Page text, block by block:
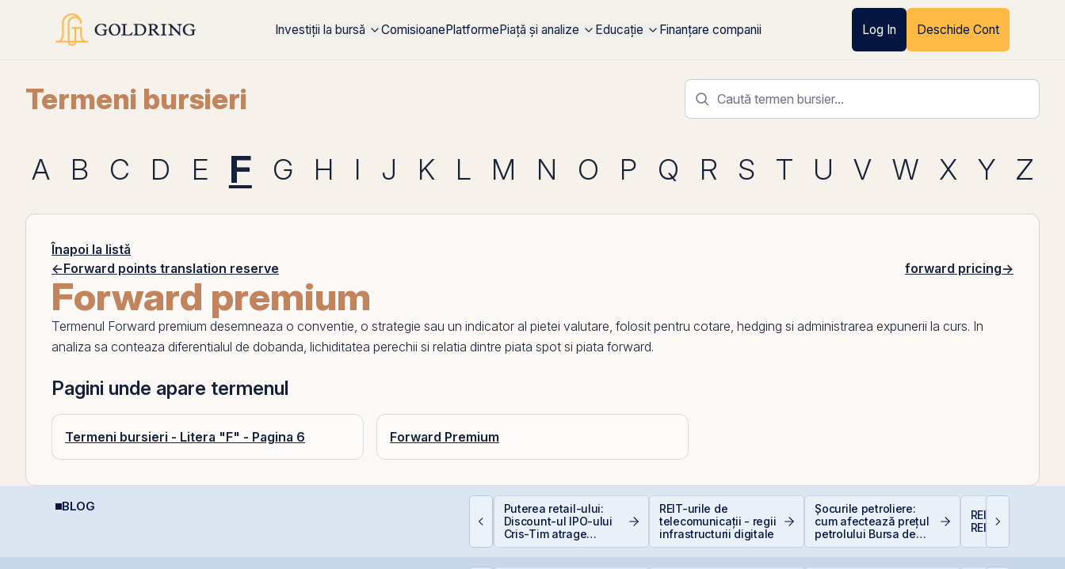
Investiții la bursă ComisioanePlatformePiață și analize Educație Finanțare companii Log In Deschide Cont
Termeni bursieri
A B C D E F G H I J K L M N O P Q R S T U V W X Y Z
Înapoi la listă
←Forward points translation reserve forward pricing→
Forward premium
Termenul Forward premium desemneaza o conventie, o strategie sau un indicator al pietei valutare, folosit pentru cotare, hedging si administrarea expunerii la curs. In
analiza sa conteaza diferentialul de dobanda, lichiditatea perechii si relatia dintre piata spot si piata forward.
Pagini unde apare termenul
Termeni bursieri - Litera "F" - Pagina 6 Forward Premium
BLOG
Deducere 400 EUR
Puterea retail-ului:
Discount-ul IPO-ului
Cris-Tim atrage
subscrieri de peste 2
REIT-urile de
telecomunicații - regii
infrastructurii digitale
Șocurile petroliere:
cum afectează prețul
petrolului Bursa de
Valori București
REIT-urile
REIT-urile